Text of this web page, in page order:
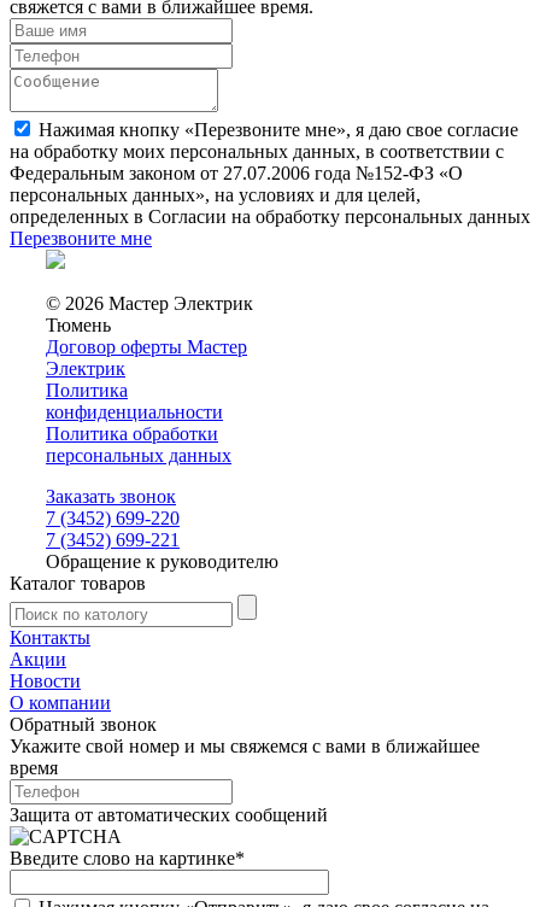
свяжется с вами в ближайшее время.
Нажимая кнопку «Перезвоните мне», я даю свое согласие
на обработку моих персональных данных, в соответствии с
Федеральным законом от 27.07.2006 года №152-ФЗ «О
персональных данных», на условиях и для целей,
определенных в Согласии на обработку персональных данных
Перезвоните мне
© 2026 Мастер Электрик
Тюмень
Договор оферты Мастер
Электрик
Политика
конфиденциальности
Политика обработки
персональных данных
Заказать звонок
7 (3452) 699-220
7 (3452) 699-221
Обращение к руководителю
Каталог товаров
Контакты
Акции
Новости
О компании
Обратный звонок
Укажите свой номер и мы свяжемся с вами в ближайшее
время
Защита от автоматических сообщений
Введите слово на картинке*